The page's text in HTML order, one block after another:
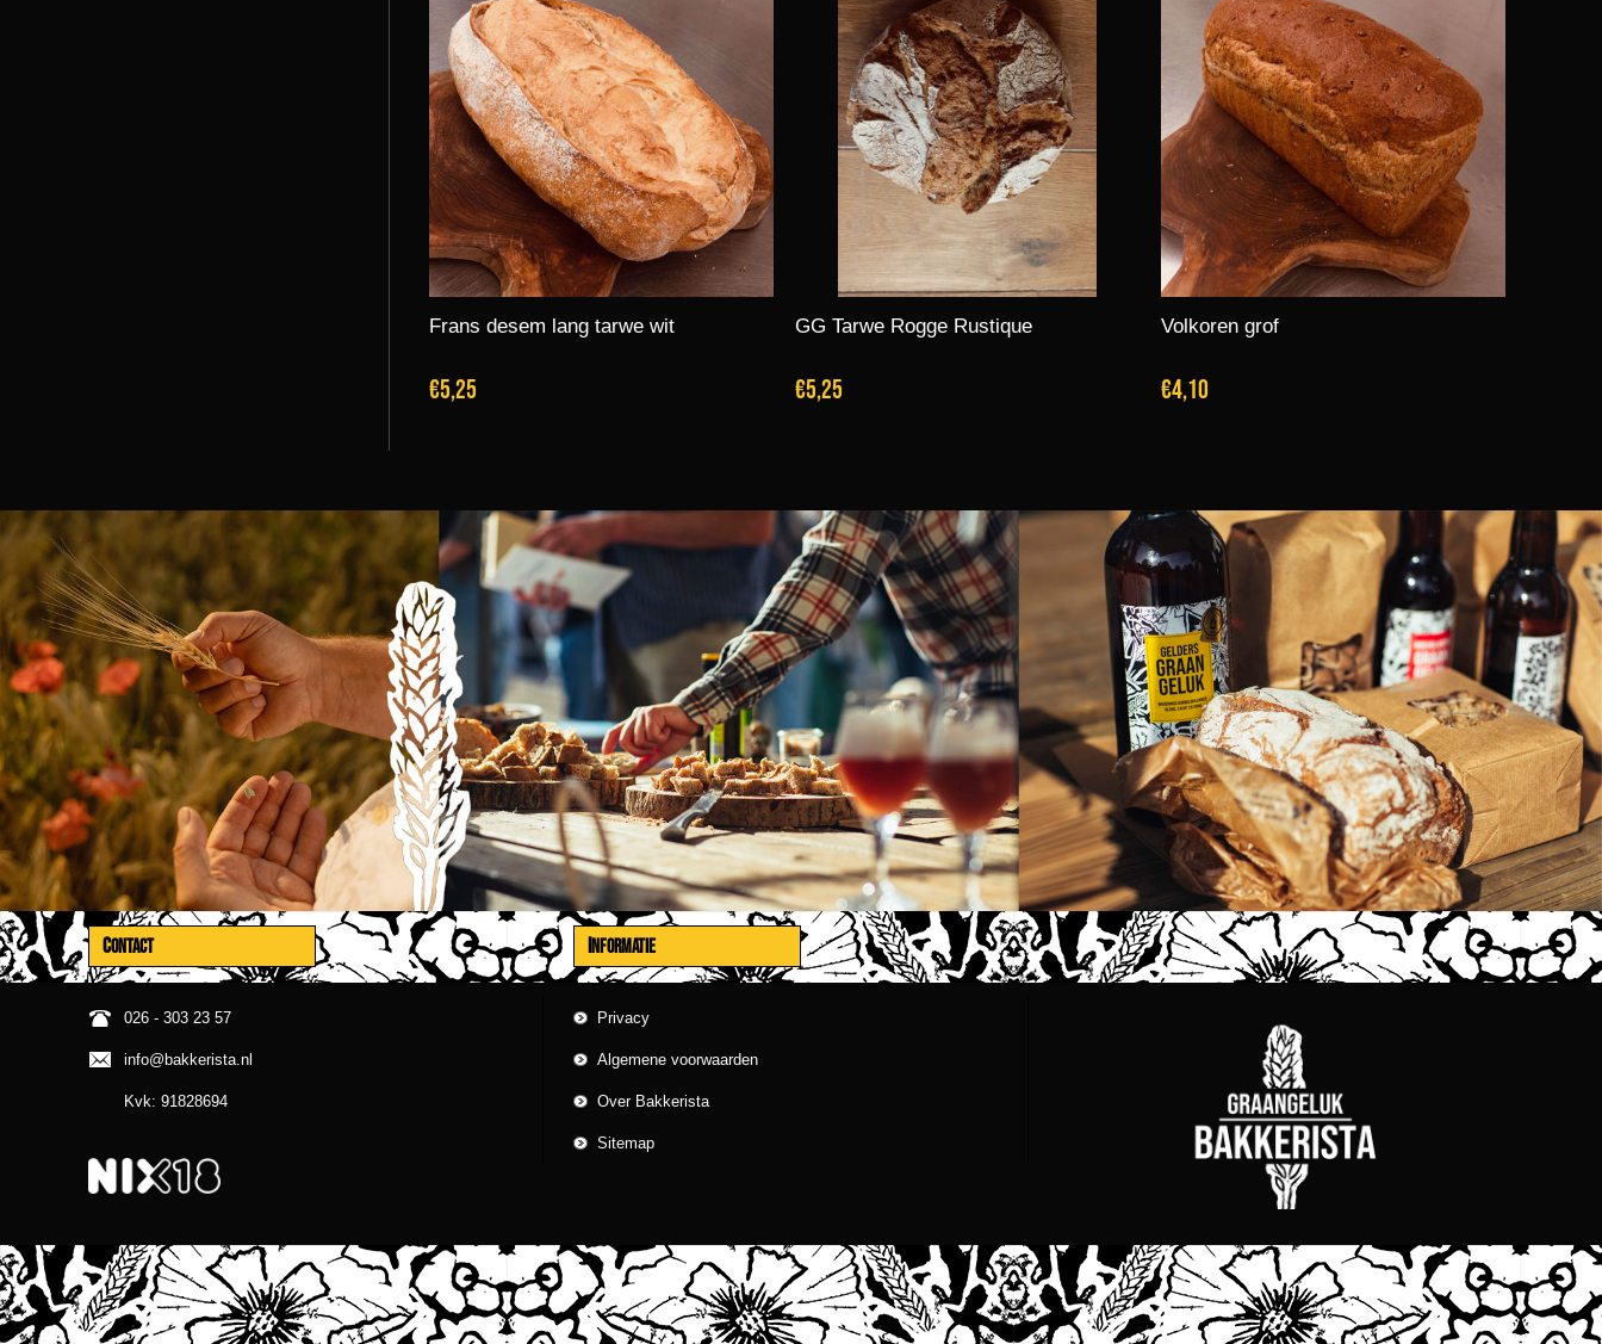
Frans desem lang tarwe wit
€5,25
GG Tarwe Rogge Rustique
€5,25
Volkoren grof
€4,10
CONTACT
026 - 303 23 57
info@bakkerista.nl
Kvk: 91828694
INFORMATIE
Privacy
Algemene voorwaarden
Over Bakkerista
Sitemap